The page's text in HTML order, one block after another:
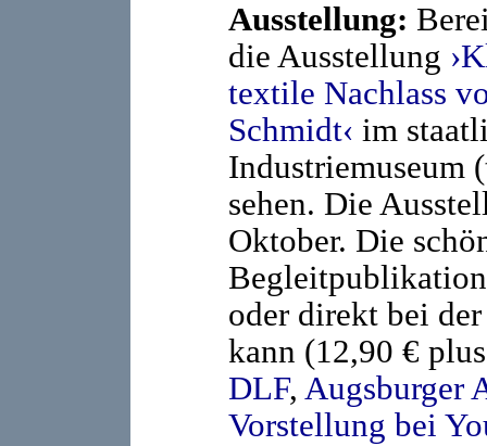
Ausstellung:
die Ausstellung
textile Nachlass
Schmidt‹ im
Industriemuseum
sehen. Die
Oktober. Die
oder direkt bei
kann (12,90 €
DLF, Augsburger
Vorstellung bei